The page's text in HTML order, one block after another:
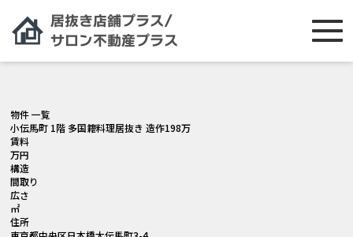
物件 一覧
小伝馬町 1階 多国籍料理居抜き 造作198万
賃料
万円
構造
間取り
広さ
㎡
住所